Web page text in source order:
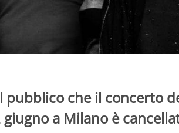
che il concerto
a Milano è